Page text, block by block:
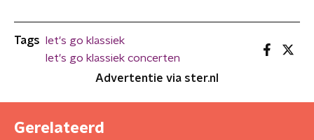
Tags
let's go klassiek
let's go klassiek concerten
Advertentie via ster.nl
Gerelateerd